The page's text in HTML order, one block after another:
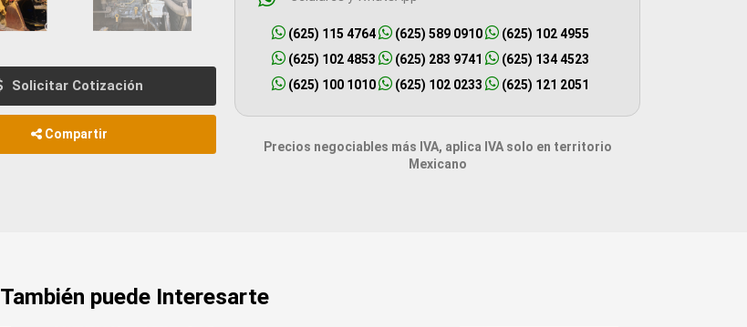
Solicitar Cotización
Compartir
(625) 115 4764 (625) 589 0910
(625) 102 4955
(625) 102 4853
(625) 283 9741
(625) 134 4523
(625) 100 1010
(625) 102 0233 (625) 121 2051
Precios negociables más IVA, aplica IVA solo en territorio
Mexicano
También puede Interesarte